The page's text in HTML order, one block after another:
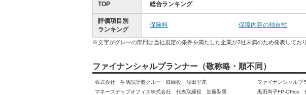
TOP 総合ランキング
評価項目別
ランキング
保険料 保障内容の独自性
※文字がグレーの部門は当社規定の条件を満たした企業が2社未満のため発表しており
ファイナンシャルプランナー（敬称略・順不同）
株式会社 生活設計塾クルー 取締役 浅田里花
ファイナンシャル
マネーステップオフィス株式会社 代表取締役 加藤梨里
黒田尚子FP-Office